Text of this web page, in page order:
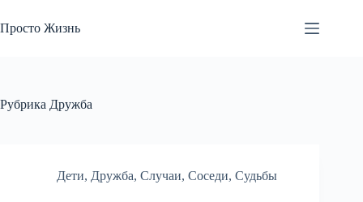
к
сути
Просто Жизнь
Рубрика Дружба
Дети, Дружба, Случаи, Соседи, Судьбы